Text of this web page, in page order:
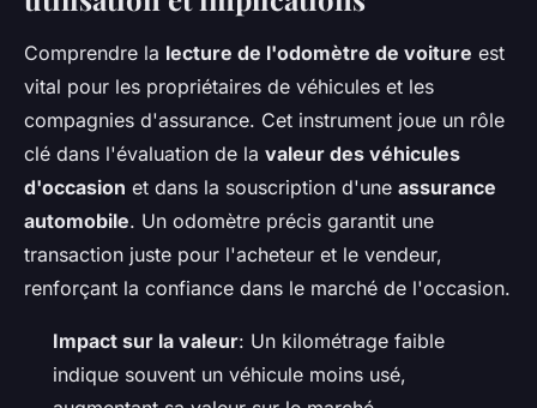
Comprendre la lecture de l'odomètre de voiture est
vital pour les propriétaires de véhicules et les
compagnies d'assurance. Cet instrument joue un rôle
clé dans l'évaluation de la valeur des véhicules
d'occasion et dans la souscription d'une assurance
automobile. Un odomètre précis garantit une
transaction juste pour l'acheteur et le vendeur,
renforçant la confiance dans le marché de l'occasion.
Impact sur la valeur: Un kilométrage faible
indique souvent un véhicule moins usé,